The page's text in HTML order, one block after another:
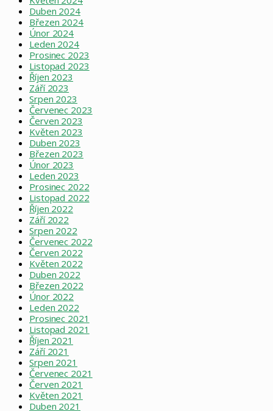
Duben 2024
Březen 2024
Únor 2024
Leden 2024
Prosinec 2023
Listopad 2023
Říjen 2023
Září 2023
Srpen 2023
Červenec 2023
Červen 2023
Květen 2023
Duben 2023
Březen 2023
Únor 2023
Leden 2023
Prosinec 2022
Listopad 2022
Říjen 2022
Září 2022
Srpen 2022
Červenec 2022
Červen 2022
Květen 2022
Duben 2022
Březen 2022
Únor 2022
Leden 2022
Prosinec 2021
Listopad 2021
Říjen 2021
Září 2021
Srpen 2021
Červenec 2021
Červen 2021
Květen 2021
Duben 2021